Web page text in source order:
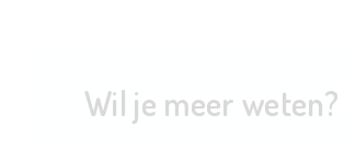
Wil je meer weten?